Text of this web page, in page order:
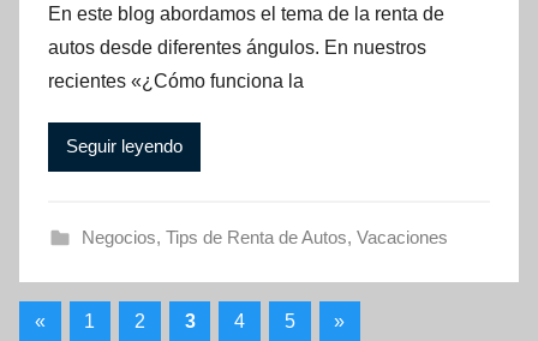
En este blog abordamos el tema de la renta de
autos desde diferentes ángulos. En nuestros
recientes «¿Cómo funciona la
Seguir leyendo
Negocios, Tips de Renta de Autos, Vacaciones
Paginación
«Entradas
1 2 3 4 5
Entradas
»